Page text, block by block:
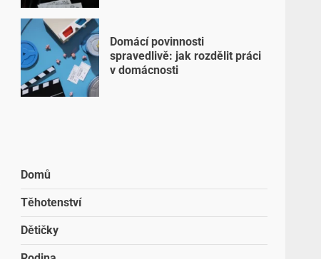
Domácí povinnosti
spravedlivě: jak rozdělit práci
v domácnosti
Domů
Těhotenství
Dětičky